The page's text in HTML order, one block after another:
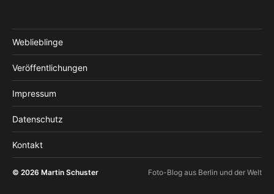
Weblieblinge
Veröffentlichungen
Impressum
Datenschutz
Kontakt
© 2026 Martin Schuster Foto-Blog aus Berlin und der Welt